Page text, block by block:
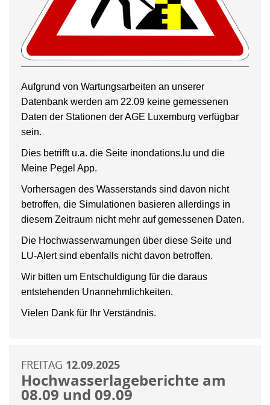
Aufgrund von Wartungsarbeiten an unserer
Datenbank werden am 22.09 keine gemessenen
Daten der Stationen der AGE Luxemburg verfügbar
sein.
Dies betrifft u.a. die Seite inondations.lu und die
Meine Pegel App.
Vorhersagen des Wasserstands sind davon nicht
betroffen, die Simulationen basieren allerdings in
diesem Zeitraum nicht mehr auf gemessenen Daten.
Die Hochwasserwarnungen über diese Seite und
LU-Alert sind ebenfalls nicht davon betroffen.
Wir bitten um Entschuldigung für die daraus
entstehenden Unannehmlichkeiten.
Vielen Dank für Ihr Verständnis.
FREITAG 12.09.2025
Hochwasserlageberichte am
08.09 und 09.09